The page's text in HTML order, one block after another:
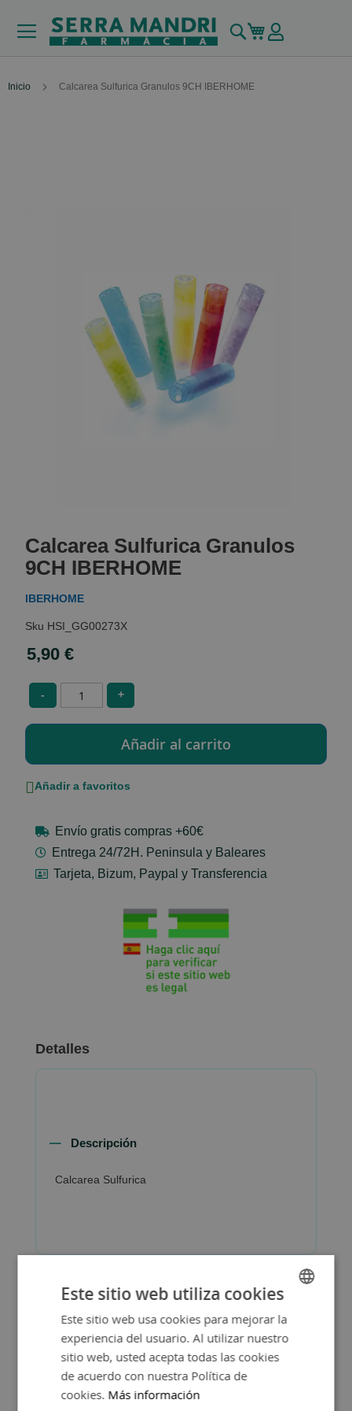
Buscar
Mi carrito
Inicio Calcarea Sulfurica Granulos 9CH IBERHOME
the
beginning
of
the
gallery
Calcarea Sulfurica Granulos
9CH IBERHOME
IBERHOME
HSI_GG00273X
5,90 €
- +
Añadir a favoritos
Envío gratis compras +60€
Entrega 24/72H. Peninsula y Baleares
Tarjeta, Bizum, Paypal y Transferencia
Detalles
Descripción
Calcarea Sulfurica
SPANISH
ENGLISH
Este sitio web utiliza cookies
Este sitio web usa cookies para mejorar la
experiencia del usuario. Al utilizar nuestro
sitio web, usted acepta todas las cookies
de acuerdo con nuestra Política de
cookies. Más información